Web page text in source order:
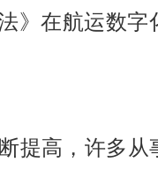
》在航运数字
提高，许多从